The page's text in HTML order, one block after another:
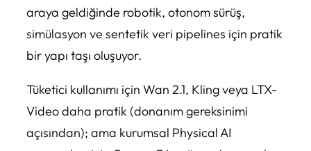
araya geldiğinde robotik, otonom sürüş,
simülasyon ve sentetik veri pipelines için pratik
bir yapı taşı oluşuyor.
Tüketici kullanımı için Wan 2.1, Kling veya LTX-
Video daha pratik (donanım gereksinimi
açısından); ama kurumsal Physical AI